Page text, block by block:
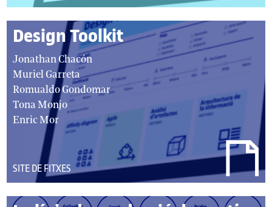
TIPUS:
Design Toolkit
autor/autors:
Jonathan Chacón
Muriel Garreta
Romualdo Gondomar
Tona Monjo
Enric Mor
DEL
TIPUS:
SITE DE FITXES